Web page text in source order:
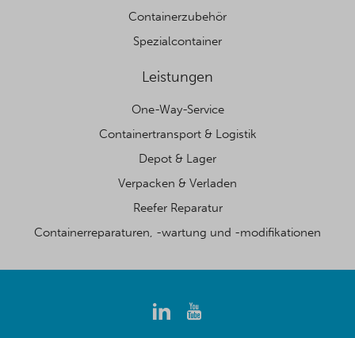
Containerzubehör
Spezialcontainer
Leistungen
One-Way-Service
Containertransport & Logistik
Depot & Lager
Verpacken & Verladen
Reefer Reparatur
Containerreparaturen, -wartung und -modifikationen